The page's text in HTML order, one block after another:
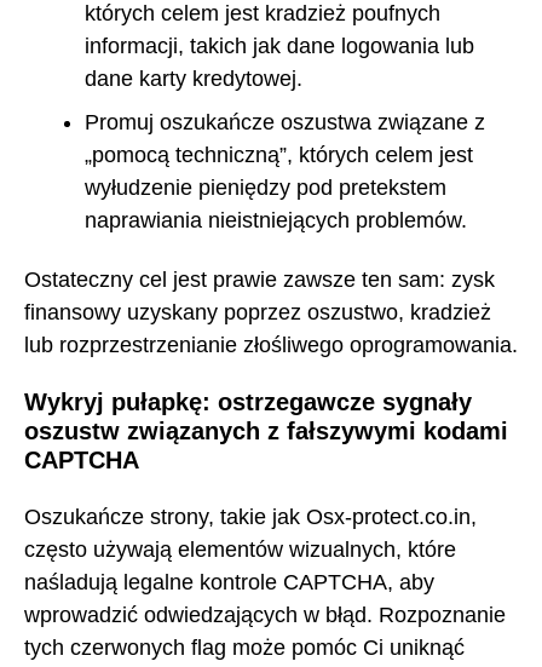
których celem jest kradzież poufnych
informacji, takich jak dane logowania lub
dane karty kredytowej.
Promuj oszukańcze oszustwa związane z
„pomocą techniczną”, których celem jest
wyłudzenie pieniędzy pod pretekstem
naprawiania nieistniejących problemów.
Ostateczny cel jest prawie zawsze ten sam: zysk
finansowy uzyskany poprzez oszustwo, kradzież
lub rozprzestrzenianie złośliwego oprogramowania.
Wykryj pułapkę: ostrzegawcze sygnały
oszustw związanych z fałszywymi kodami
CAPTCHA
Oszukańcze strony, takie jak Osx-protect.co.in,
często używają elementów wizualnych, które
naśladują legalne kontrole CAPTCHA, aby
wprowadzić odwiedzających w błąd. Rozpoznanie
tych czerwonych flag może pomóc Ci uniknąć